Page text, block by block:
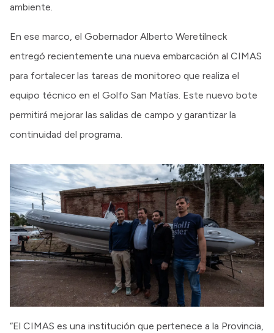
ambiente.
En ese marco, el Gobernador Alberto Weretilneck
entregó recientemente una nueva embarcación al CIMAS
para fortalecer las tareas de monitoreo que realiza el
equipo técnico en el Golfo San Matías. Este nuevo bote
permitirá mejorar las salidas de campo y garantizar la
continuidad del programa.
“El CIMAS es una institución que pertenece a la Provincia,